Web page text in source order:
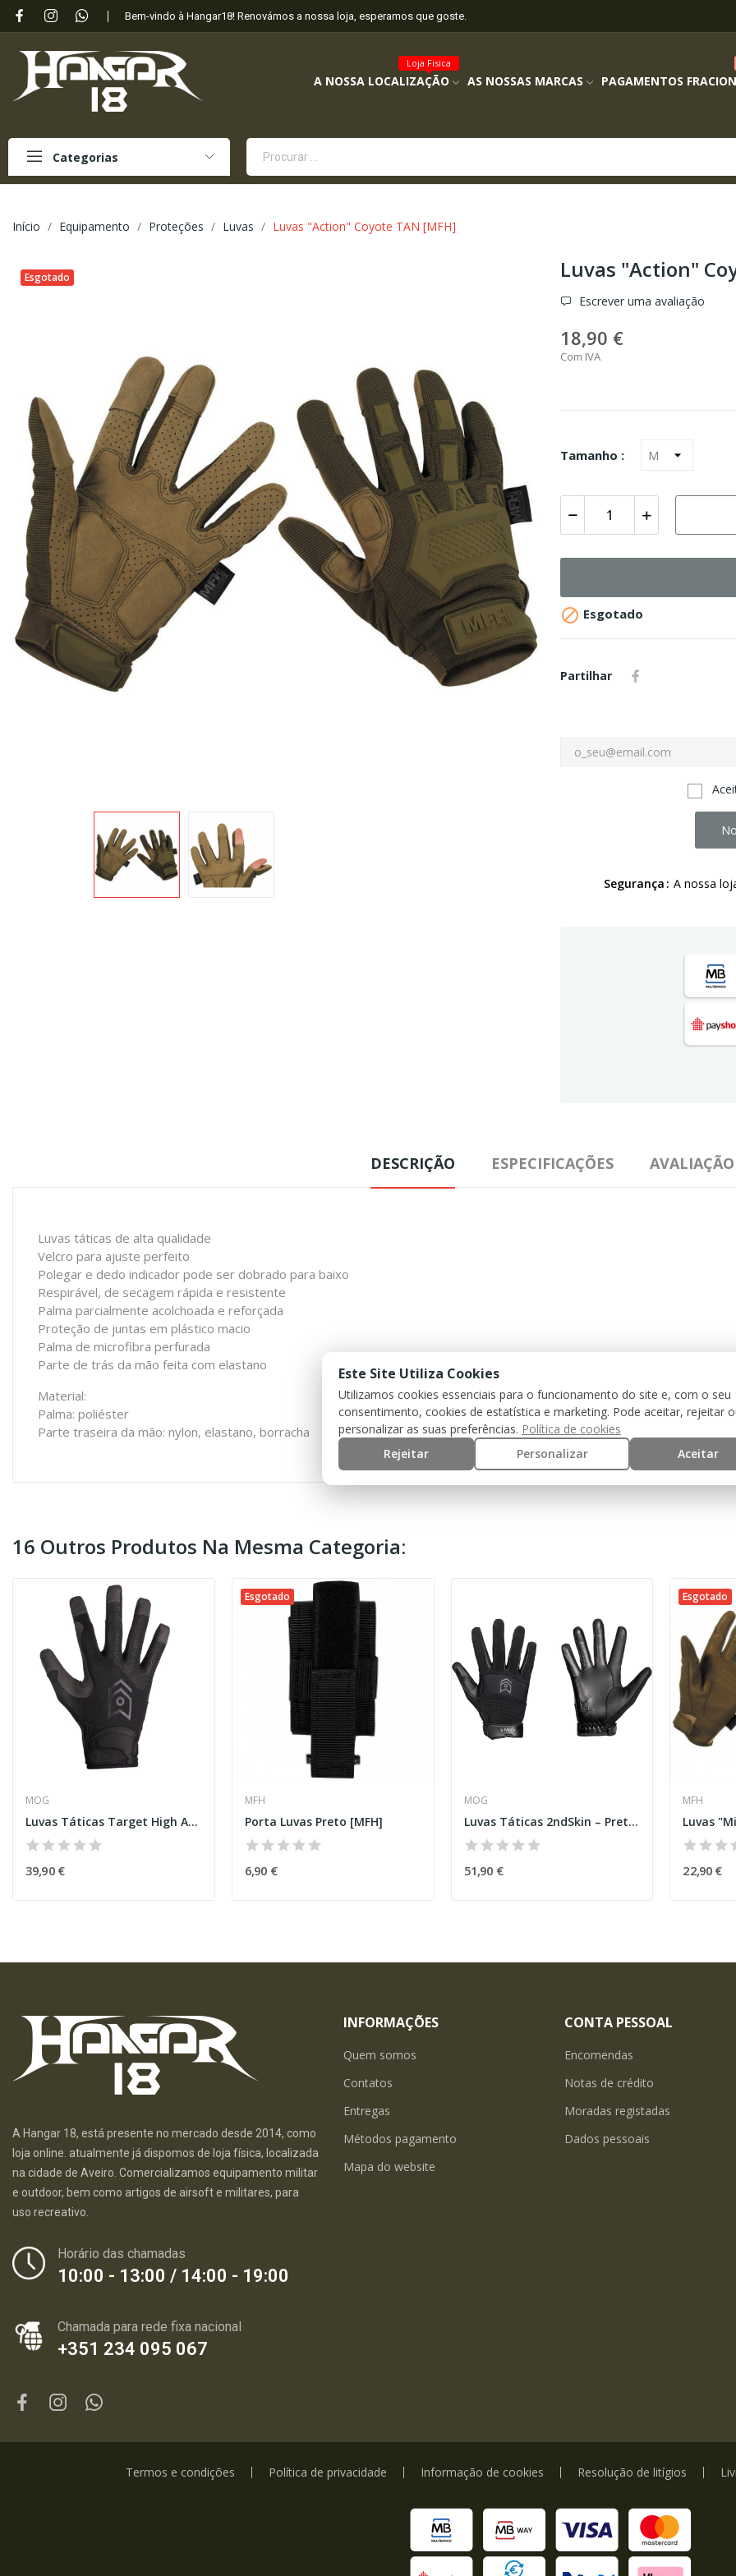
Bem-vindo à Hangar18! Renovámos a nossa loja, esperamos que goste.
A NOSSA LOCALIZAÇÃO
Loja Fisica
AS NOSSAS MARCAS PAGAMENTOS
Categorias
Início Equipamento Proteções Luvas Luvas "Action" Coyote TAN [MFH]
Esgotado Luvas "Action"
Escrever uma avaliação
18,90 €
Com IVA
Tamanho :
 Esgotado
Partilhar
Segurança A nossa
DESCRIÇÃO ESPECIFICAÇÕES AVALIAÇÃO
Luvas táticas de alta qualidade
Velcro para ajuste perfeito
Polegar e dedo indicador pode ser dobrado para baixo
Respirável, de secagem rápida e resistente
Palma parcialmente acolchoada e reforçada
Proteção de juntas em plástico macio
Palma de microfibra perfurada
Parte de trás da mão feita com elastano
Material:
Palma: poliéster
Parte traseira da mão: nylon, elastano, borracha
16 Outros Produtos Na Mesma Categoria:
MOG
Luvas Táticas Target High Abrasion – Pretas [MoG®]
39,90 €
Esgotado
MFH
Porta Luvas Preto [MFH]
6,90 €
MOG
Luvas Táticas 2ndSkin – Pretas [MoG®]
51,90 €
Esgotado
MFH
22,90 €
A Hangar 18, está presente no mercado desde 2014, como
loja online. atualmente já dispomos de loja física, localizada
na cidade de Aveiro. Comercializamos equipamento militar
e outdoor, bem como artigos de airsoft e militares, para
uso recreativo.
Horário das chamadas
10:00 - 13:00 / 14:00 - 19:00
Chamada para rede fixa nacional
+351 234 095 067
INFORMAÇÕES
Quem somos
Contatos
Entregas
Métodos pagamento
Mapa do website
CONTA PESSOAL
Encomendas
Notas de crédito
Moradas registadas
Dados pessoais
Termos e condições Política de privacidade Informação de cookies Resolução de litígios
Este Site Utiliza Cookies
Utilizamos cookies essenciais para o funcionamento do site e, com o seu
consentimento, cookies de estatística e marketing. Pode aceitar, rejeitar
personalizar as suas preferências. Política de cookies
Rejeitar
Personalizar Aceitar